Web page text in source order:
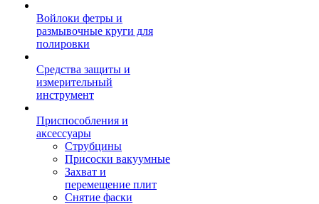
Войлоки фетры и
размывочные круги для
полировки
Средства защиты и
измерительный
инструмент
Приспособления и
аксессуары
Струбцины
Присоски вакуумные
Захват и
перемещение плит
Снятие фаски